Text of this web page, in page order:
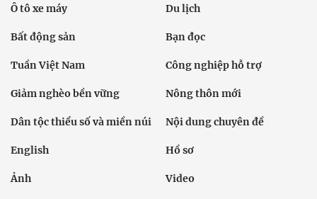
Ô tô xe máy Du lịch
Bất động sản Bạn đọc
Tuần Việt Nam Công nghiệp hỗ trợ
Giảm nghèo bền vững Nông thôn mới
Dân tộc thiểu số và miền núi Nội dung chuyên đề
English Hồ sơ
Ảnh Video